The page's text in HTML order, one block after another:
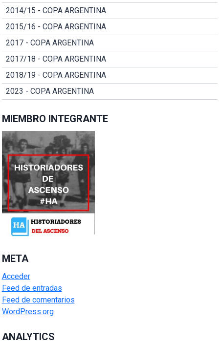
2014/15 - COPA ARGENTINA
2015/16 - COPA ARGENTINA
2017 - COPA ARGENTINA
2017/18 - COPA ARGENTINA
2018/19 - COPA ARGENTINA
2023 - COPA ARGENTINA
MIEMBRO INTEGRANTE
META
Acceder
Feed de entradas
Feed de comentarios
WordPress.org
ANALYTICS